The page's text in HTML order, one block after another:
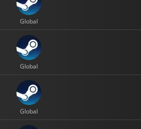
Global
Global
Global